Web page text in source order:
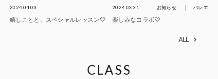
2024.04.03
嬉しことと、スペシャルレッスン♡
2024.03.31 お知らせ バレエ
楽しみなコラボ♡
ALL
CLASS